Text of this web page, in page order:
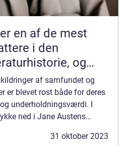
en af de mest
i den
og
er stadig elskede
hele verden
af samfundet og
er blevet rost både for deres
underholdningsværdi. I
ned i Jane Austens
31 oktober 2023